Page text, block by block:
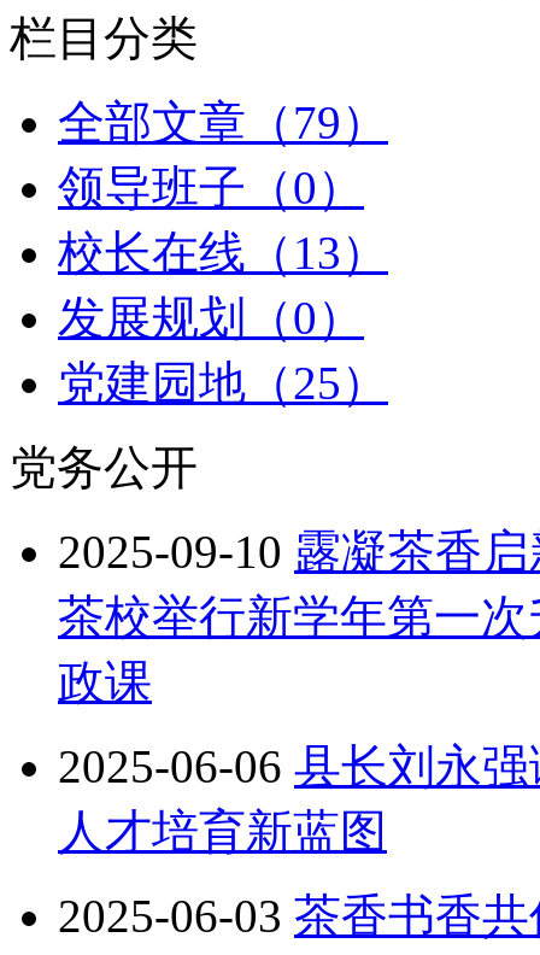
栏目分类
全部文章（79）
领导班子（0）
校长在线（13）
发展规划（0）
党建园地（25）
党务公开
2025-09-10 露凝茶香
茶校举行新学年第一
政课
2025-06-06 县长刘永
人才培育新蓝图
2025-06-03 茶香书香